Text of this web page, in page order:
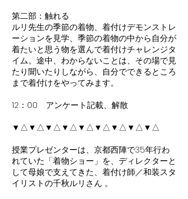
第二部：触れる
ルリ先生の季節の着物、着付けデモンストレ
ーションを見学、季節の着物の中から自分が
着たいと思う物を選んで着付けチャレンジタ
イム。途中、わからないことは、その場で見
たり聞いたりしながら、自分でできるところ
まで着付けをやってみます。
12：00 アンケート記載、解散
▼△▼△▼△▼△▼△▼△▼△▼△▼△
授業プレゼンターは、京都西陣で35年行わ
れていた「着物ショー」を、ディレクターと
して母娘で支えてきた、着付け師／和装スタ
イリストの千秋ルリさん 。